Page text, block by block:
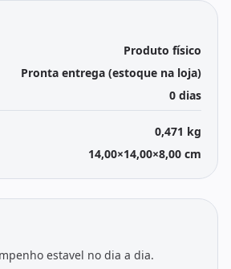
Produto físico
Pronta entrega (estoque na loja)
0 dias
0,471 kg
14,00×14,00×8,00 cm
estavel no dia a dia.